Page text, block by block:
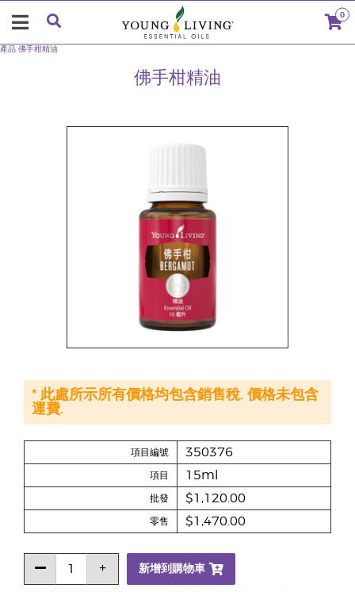
0
佛手柑精油
產品 佛手柑精油
項目編號 350376
項目 15ml
批發 $1,120.00
零售 $1,470.00
新增到購物車
* 此處所示所有價格均包含銷售稅. 價格未包含
運費.